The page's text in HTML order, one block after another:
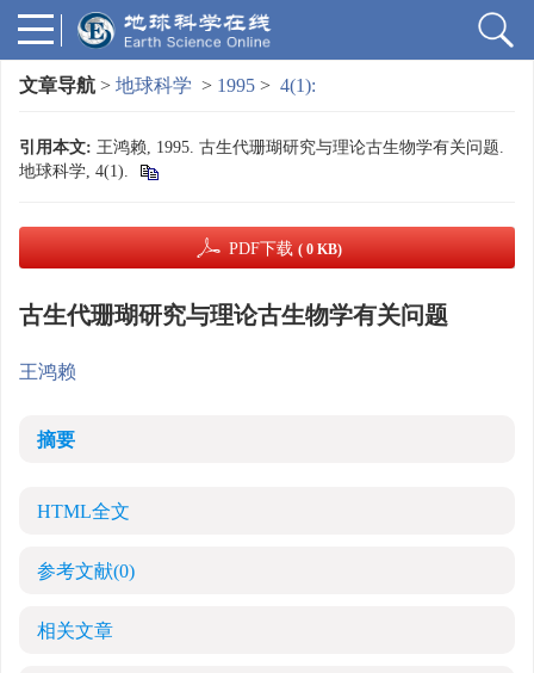
文章导航 > 地球科学 > 1995 > 4(1):
引用本文: 王鸿赖, 1995. 古生代珊瑚研究与理论古生物学有关问题.
地球科学, 4(1).
PDF下载 ( 0 KB)
古生代珊瑚研究与理论古生物学有关问题
王鸿赖
摘要
HTML全文
参考文献(0)
相关文章